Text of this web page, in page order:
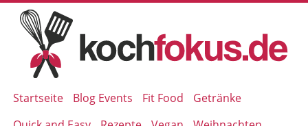
Startseite Blog Events Fit Food
Getränke